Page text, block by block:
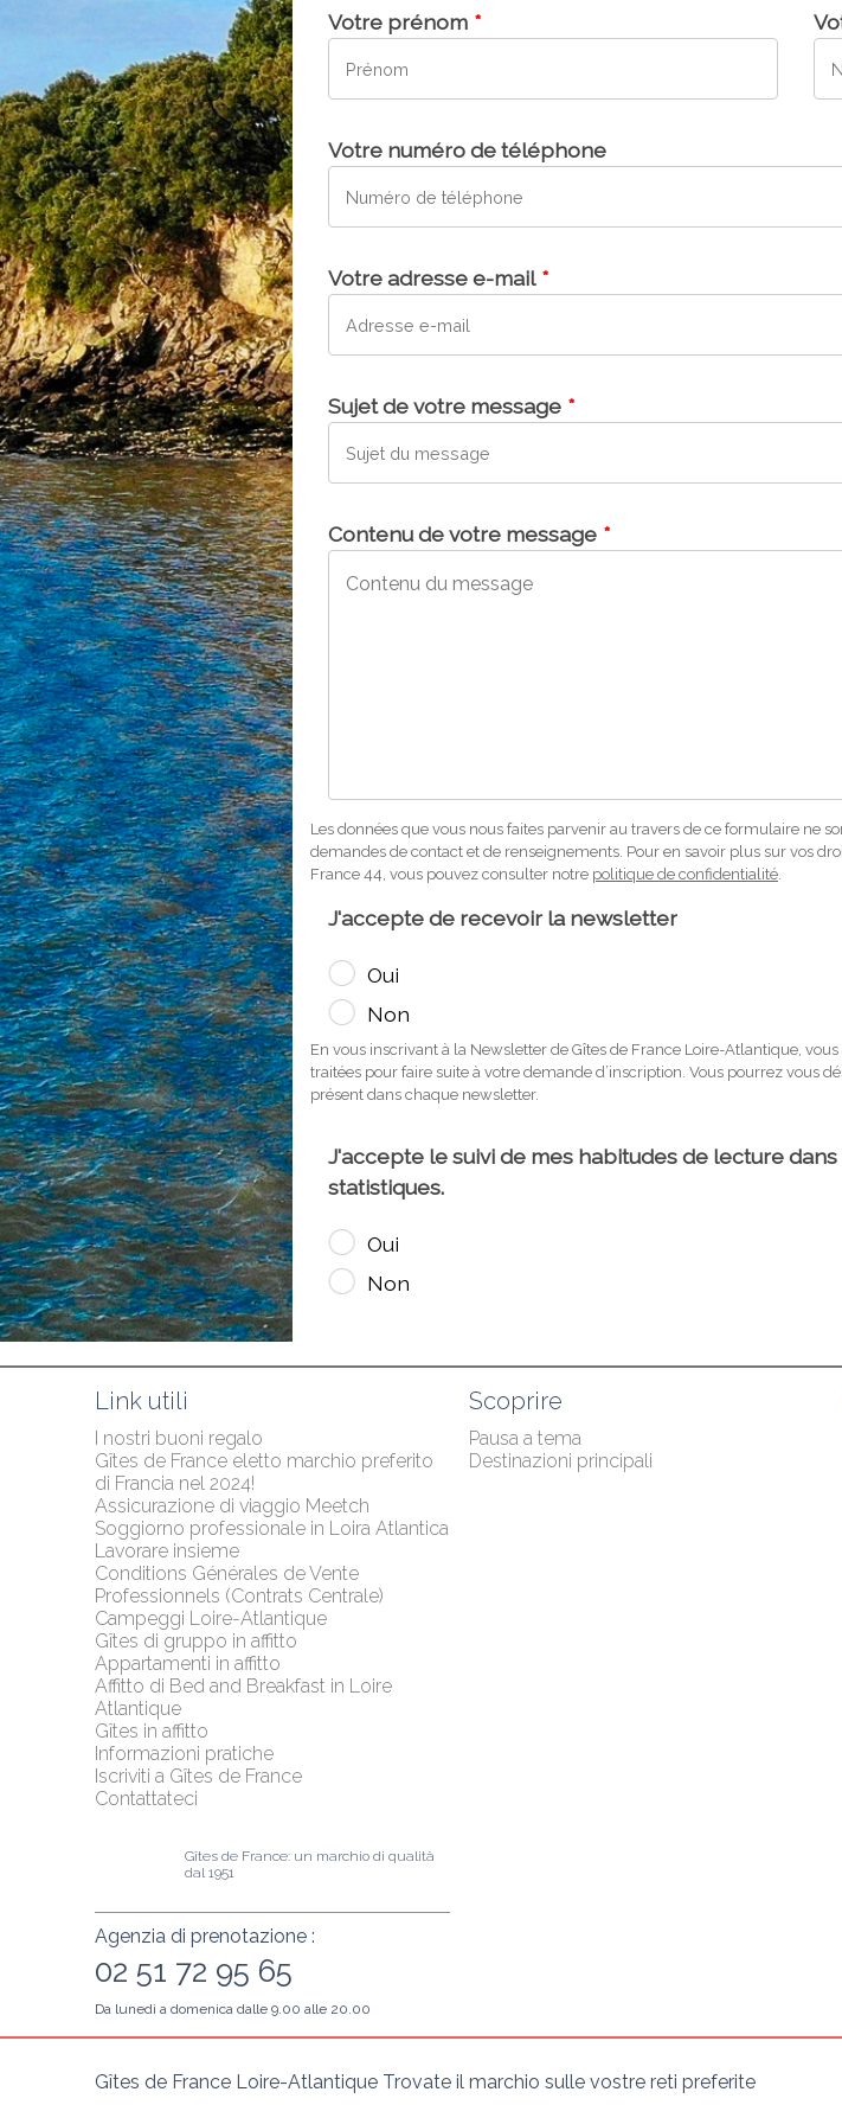
Link utili
I nostri buoni regalo
Gîtes de France eletto marchio preferito
di Francia nel 2024!
Assicurazione di viaggio Meetch
Soggiorno professionale in Loira Atlantica
Lavorare insieme
Conditions Générales de Vente
Professionnels (Contrats Centrale)
Campeggi Loire-Atlantique
Gîtes di gruppo in affitto
Appartamenti in affitto
Affitto di Bed and Breakfast in Loire
Atlantique
Gîtes in affitto
Informazioni pratiche
Iscriviti a Gîtes de France
Contattateci
Scoprire
Pausa a tema
Destinazioni principali
Gîtes de France: un marchio di qualità
dal 1951
Agenzia di prenotazione :
02 51 72 95 65
Da lunedì a domenica dalle 9.00 alle 20.00
Gîtes de France Loire-Atlantique Trovate il marchio sulle vostre reti preferite